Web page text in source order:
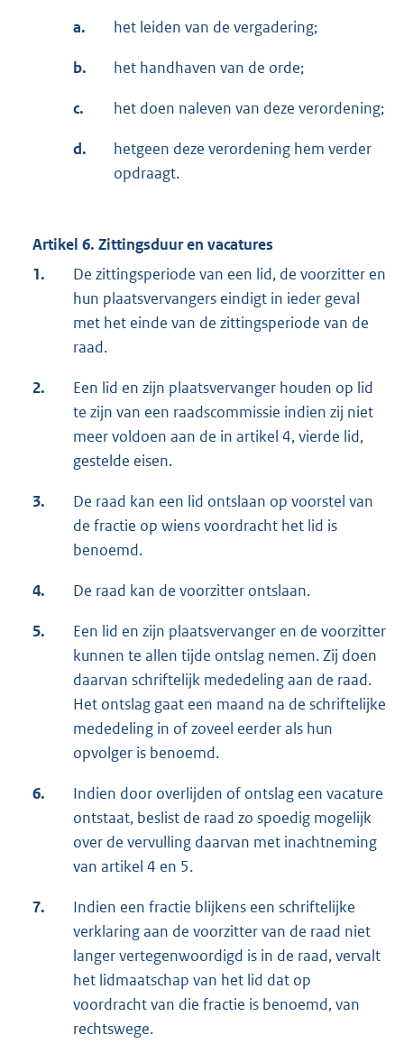
a. het leiden van de vergadering;
b. het handhaven van de orde;
c. het doen naleven van deze verordening;
d.
hetgeen deze verordening hem verder
opdraagt.
Artikel 6. Zittingsduur en vacatures
1.
De zittingsperiode van een lid, de voorzitter en
hun plaatsvervangers eindigt in ieder geval
met het einde van de zittingsperiode van de
raad.
2.
Een lid en zijn plaatsvervanger houden op lid
te zijn van een raadscommissie indien zij niet
meer voldoen aan de in artikel 4, vierde lid,
gestelde eisen.
3.
De raad kan een lid ontslaan op voorstel van
de fractie op wiens voordracht het lid is
benoemd.
4. De raad kan de voorzitter ontslaan.
5.
Een lid en zijn plaatsvervanger en de voorzitter
kunnen te allen tijde ontslag nemen. Zij doen
daarvan schriftelijk mededeling aan de raad.
Het ontslag gaat een maand na de schriftelijke
mededeling in of zoveel eerder als hun
opvolger is benoemd.
6.
Indien door overlijden of ontslag een vacature
ontstaat, beslist de raad zo spoedig mogelijk
over de vervulling daarvan met inachtneming
van artikel 4 en 5.
7.
Indien een fractie blijkens een schriftelijke
verklaring aan de voorzitter van de raad niet
langer vertegenwoordigd is in de raad, vervalt
het lidmaatschap van het lid dat op
voordracht van die fractie is benoemd, van
rechtswege.